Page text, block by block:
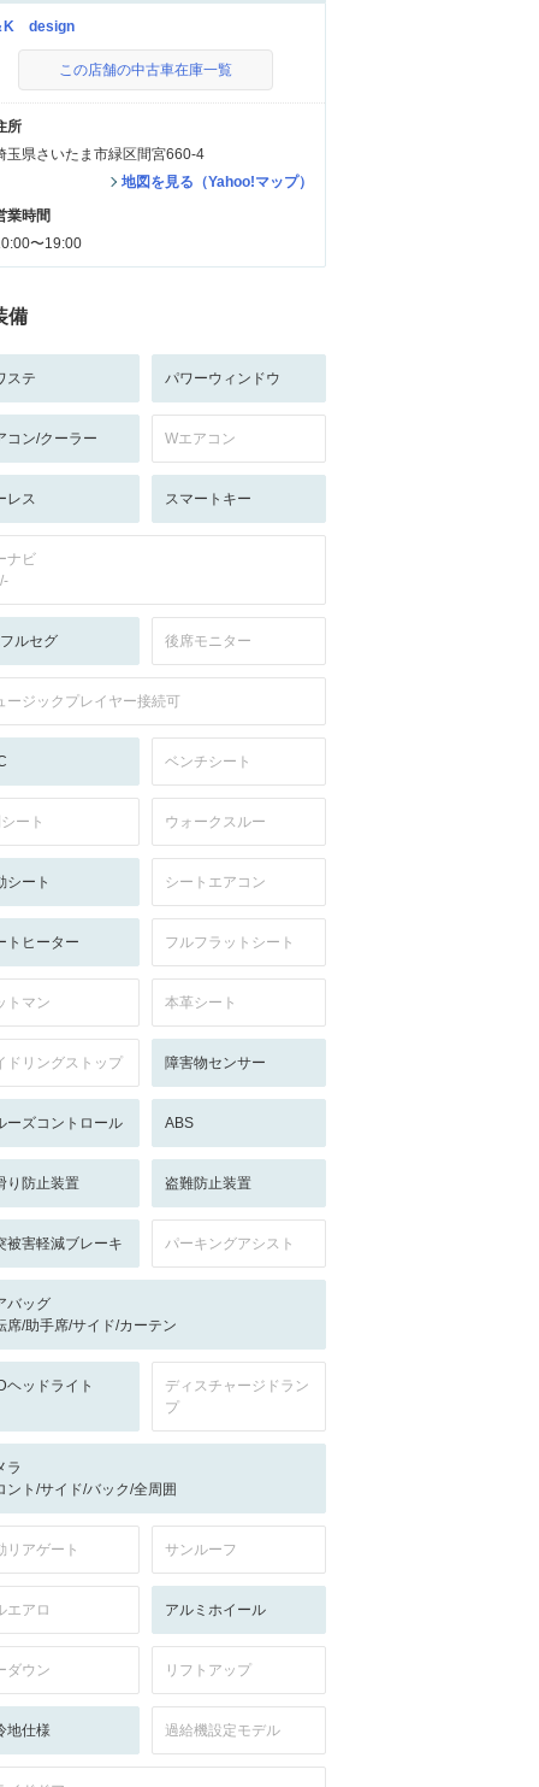
K design
この店舗の中古車在庫一覧
所
玉県さいたま市緑区間宮660-4
地図を見る（Yahoo!マップ）
業時間
〜19:00
備
ステ パワーウィンドウ
コン/クーラー Wエアコン
レス スマートキー
ナビ
ルセグ 後席モニター
ージックプレイヤー接続可
ベンチシート
ート ウォークスルー
シート シートエアコン
トヒーター フルフラットシート
トマン 本革シート
ドリングストップ 障害物センサー
ーズコントロール ABS
り防止装置 盗難防止装置
被害軽減ブレーキ パーキングアシスト
バッグ
席/助手席/サイド/カーテン
ヘッドライト
ディスチャージドラン
プ
ラ
ント/サイド/バック/全周囲
リアゲート サンルーフ
エアロ アルミホイール
ダウン リフトアップ
地仕様 過給機設定モデル